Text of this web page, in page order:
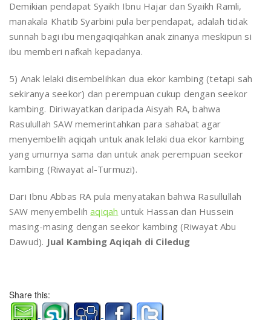
Demikian pendapat Syaikh Ibnu Hajar dan Syaikh Ramli,
manakala Khatib Syarbini pula berpendapat, adalah tidak
sunnah bagi ibu mengaqiqahkan anak zinanya meskipun si
ibu memberi nafkah kepadanya.
5) Anak lelaki disembelihkan dua ekor kambing (tetapi sah
sekiranya seekor) dan perempuan cukup dengan seekor
kambing. Diriwayatkan daripada Aisyah RA, bahwa
Rasulullah SAW memerintahkan para sahabat agar
menyembelih aqiqah untuk anak lelaki dua ekor kambing
yang umurnya sama dan untuk anak perempuan seekor
kambing (Riwayat al-Turmuzi).
Dari Ibnu Abbas RA pula menyatakan bahwa Rasullullah
SAW menyembelihaqiqah untuk Hassan dan Hussein
masing-masing dengan seekor kambing (Riwayat Abu
Dawud). Jual Kambing Aqiqah di Ciledug
Share this: